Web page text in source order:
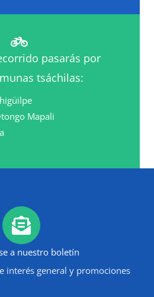
pasarás por
tsáchilas:
Mapali
a nuestro boletín
interés general y promociones